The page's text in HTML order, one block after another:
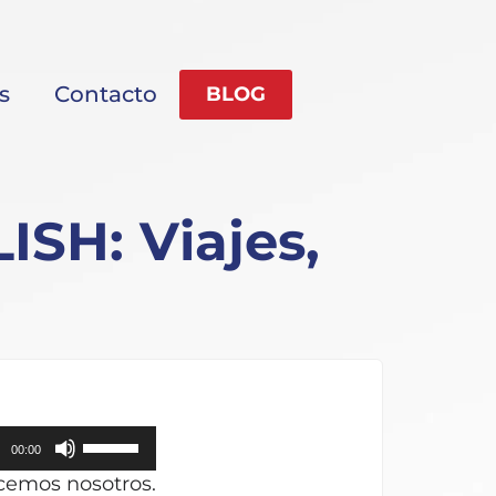
Contacto BLOG
Viajes,
00:00
Utiliza
las
nosotros.